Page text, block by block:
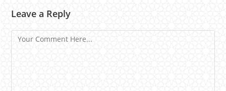
Leave a Reply
Comment